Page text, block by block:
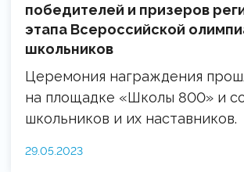
победителей и призеров
этапа Всероссийской
школьников
Церемония награждения
на площадке «Школы 800» и
школьников и их наставников.
29.05.2023